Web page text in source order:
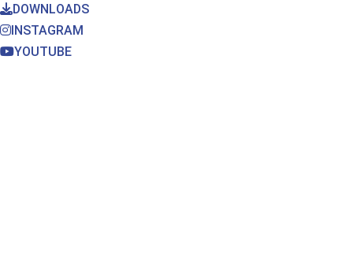
DOWNLOADS
INSTAGRAM
YOUTUBE